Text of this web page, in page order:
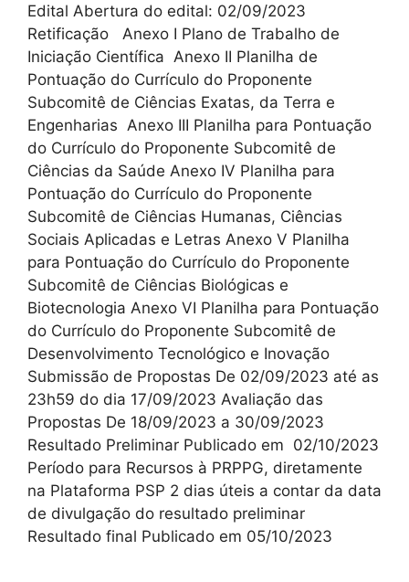
Edital Abertura do edital: 02/09/2023
Retificação Anexo I Plano de Trabalho de
Iniciação Científica Anexo II Planilha de
Pontuação do Currículo do Proponente
Subcomitê de Ciências Exatas, da Terra e
Engenharias Anexo III Planilha para Pontuação
do Currículo do Proponente Subcomitê de
Ciências da Saúde Anexo IV Planilha para
Pontuação do Currículo do Proponente
Subcomitê de Ciências Humanas, Ciências
Sociais Aplicadas e Letras Anexo V Planilha
para Pontuação do Currículo do Proponente
Subcomitê de Ciências Biológicas e
Biotecnologia Anexo VI Planilha para Pontuação
do Currículo do Proponente Subcomitê de
Desenvolvimento Tecnológico e Inovação
Submissão de Propostas De 02/09/2023 até as
23h59 do dia 17/09/2023 Avaliação das
Propostas De 18/09/2023 a 30/09/2023
Resultado Preliminar Publicado em 02/10/2023
Período para Recursos à PRPPG, diretamente
na Plataforma PSP 2 dias úteis a contar da data
de divulgação do resultado preliminar
Resultado final Publicado em 05/10/2023